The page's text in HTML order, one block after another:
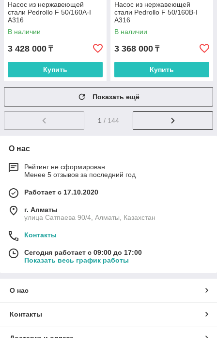
Насос из нержавеющей
стали Pedrollo F 50/160A-I
A316
В наличии
3 428 000 ₸
Купить
Насос из нержавеющей
стали Pedrollo F 50/160B-I
A316
В наличии
3 368 000 ₸
Купить
Показать ещё
1 / 144
О нас
Рейтинг не сформирован
Менее 5 отзывов за последний год
Работает с 17.10.2020
г. Алматы
улица Сатпаева 90/4, Алматы, Казахстан
Контакты
Сегодня работает с 09:00 до 17:00
Показать весь график работы
О нас
Контакты